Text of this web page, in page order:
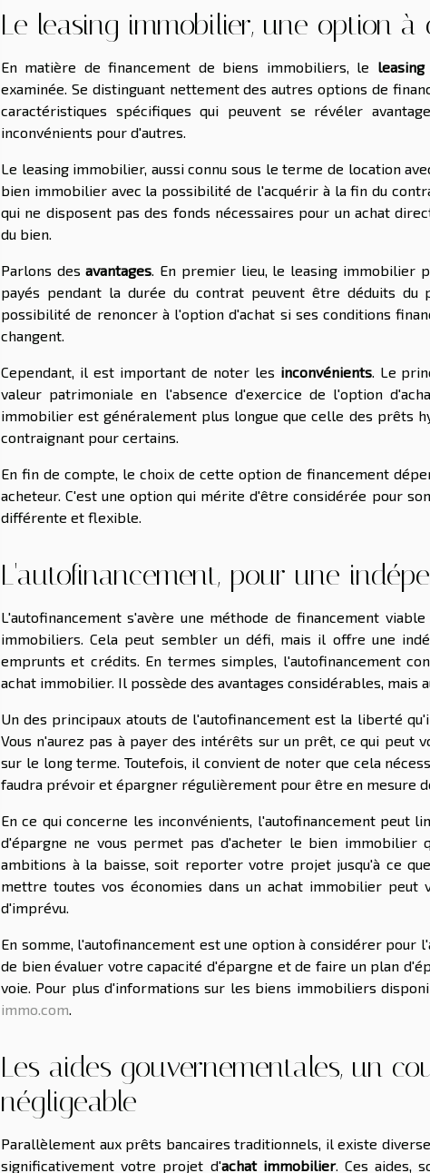
Le leasing immobilier, une option à
En matière de financement de biens immobiliers, le
examinée. Se distinguant nettement des autres options de
caractéristiques spécifiques qui peuvent se révéler
inconvénients pour d'autres.
Le leasing immobilier, aussi connu sous le terme de location
bien immobilier avec la possibilité de l'acquérir à la fin du
qui ne disposent pas des fonds nécessaires pour un achat
du bien.
Parlons desavantages. En premier lieu, le leasing immobilier
payés pendant la durée du contrat peuvent être déduits
possibilité de renoncer à l'option d'achat si ses conditions
changent.
Cependant, il est important de noter les inconvénients. Le
valeur patrimoniale en l'absence d'exercice de l'option
immobilier est généralement plus longue que celle des prêts
contraignant pour certains.
En fin de compte, le choix de cette option de financement
acheteur. C'est une option qui mérite d'être considérée pour
différente et flexible.
L'autofinancement, pour une
L'autofinancement s'avère une méthode de financement
immobiliers. Cela peut sembler un défi, mais il offre une
emprunts et crédits. En termes simples, l'autofinancement
achat immobilier. Il possède des avantages considérables, mais
Un des principaux atouts de l'autofinancement est la liberté
Vous n'aurez pas à payer des intérêts sur un prêt, ce qui peut
sur le long terme. Toutefois, il convient de noter que cela
faudra prévoir et épargner régulièrement pour être en mesure
En ce qui concerne les inconvénients, l'autofinancement peut
d'épargne ne vous permet pas d'acheter le bien immobilier
ambitions à la baisse, soit reporter votre projet jusqu'à ce
mettre toutes vos économies dans un achat immobilier peut
d'imprévu.
En somme, l'autofinancement est une option à considérer pour
de bien évaluer votre capacité d'épargne et de faire un plan
voie. Pour plus d'informations sur les biens immobiliers
immo.com.
Les aides gouvernementales, un
négligeable
Parallèlement aux prêts bancaires traditionnels, il existe
significativement votre projet d'achat immobilier. Ces aides,